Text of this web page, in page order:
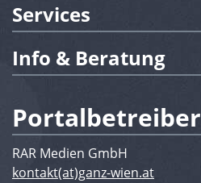
Services
Info & Beratung
Portalbetreiber
RAR Medien GmbH
kontakt(at)ganz-wien.at